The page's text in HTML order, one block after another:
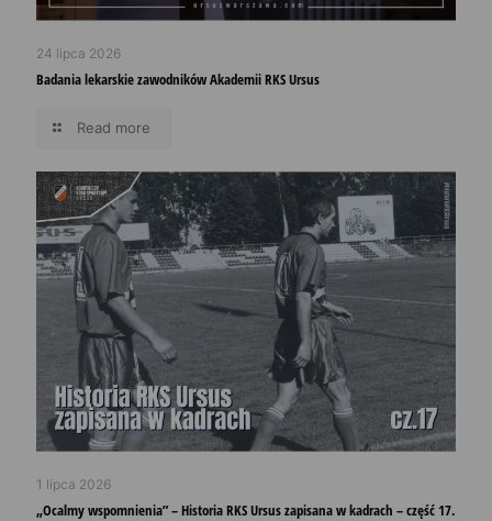
24 lipca 2026
Badania lekarskie zawodników Akademii RKS Ursus
Read more
1 lipca 2026
„Ocalmy wspomnienia” – Historia RKS Ursus zapisana w kadrach – część 17.